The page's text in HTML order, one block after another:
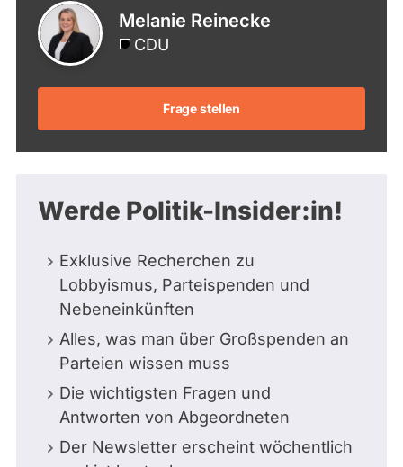
Melanie Reinecke
CDU
Frage stellen
Werde Politik-Insider:in!
Exklusive Recherchen zu
Lobbyismus, Parteispenden und
Nebeneinkünften
Alles, was man über Großspenden an
Parteien wissen muss
Die wichtigsten Fragen und
Antworten von Abgeordneten
Der Newsletter erscheint wöchentlich